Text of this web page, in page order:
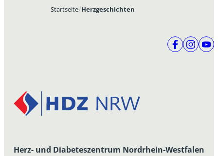
Startseite Herzgeschichten
Herz- und Diabeteszentrum Nordrhein-Westfalen